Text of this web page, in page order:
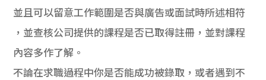
並且可以留意工作範圍是否與廣告或面試時所述相符
，並查核公司提供的課程是否已取得註冊，並對課程
內容多作了解。
不論在求職過程中你是否能成功被錄取，或者遇到不